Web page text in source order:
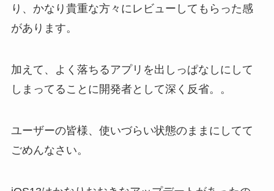
り、かなり貴重な方々にレビューしてもらった感
があります。
加えて、よく落ちるアプリを出しっぱなしにして
しまってることに開発者として深く反省。。
ユーザーの皆様、使いづらい状態のままにしてて
ごめんなさい。